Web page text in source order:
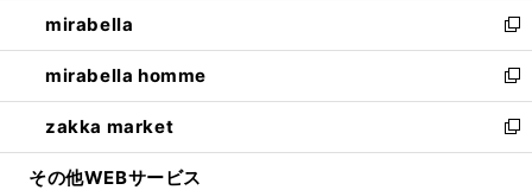
く
で
開
く
ド
ウ
で
開
く
ィ
ン
ド
ウ
で
開
い
ウ
ィ
ン
ド
ウ
mirabella
新
し
い
ウ
ィ
ン
mirabella homme
新
し
い
ウ
zakka market
新
し
その他WEBサービス